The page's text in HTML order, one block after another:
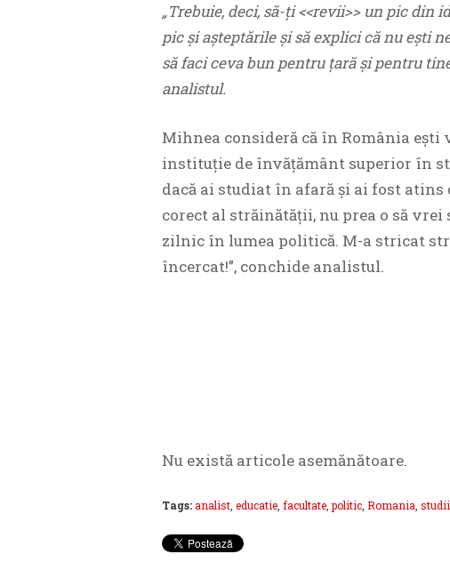
„Trebuie, deci, să-ți <<revii>> un pic din
pic și așteptările și să explici că nu ești
să faci ceva bun pentru țară și pentru
analistul.
Mihnea consideră că în România ești
instituţie de învăţământ superior în
dacă ai studiat în afară și ai fost
corect al străinătății, nu prea o să vrei
zilnic în lumea politică. M-a stricat
încercat!”, conchide analistul.
Nu există articole asemănătoare.
Tags:analist educatie facultate ,politic Romania studii